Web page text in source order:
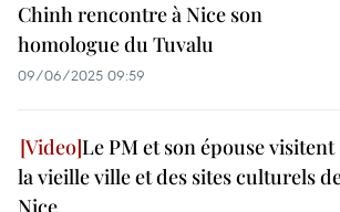
Chinh rencontre à Nice son
homologue du Tuvalu
09/06/2025 09:59
Le PM et son épouse visitent
la vieille ville et des sites culturels
Nice